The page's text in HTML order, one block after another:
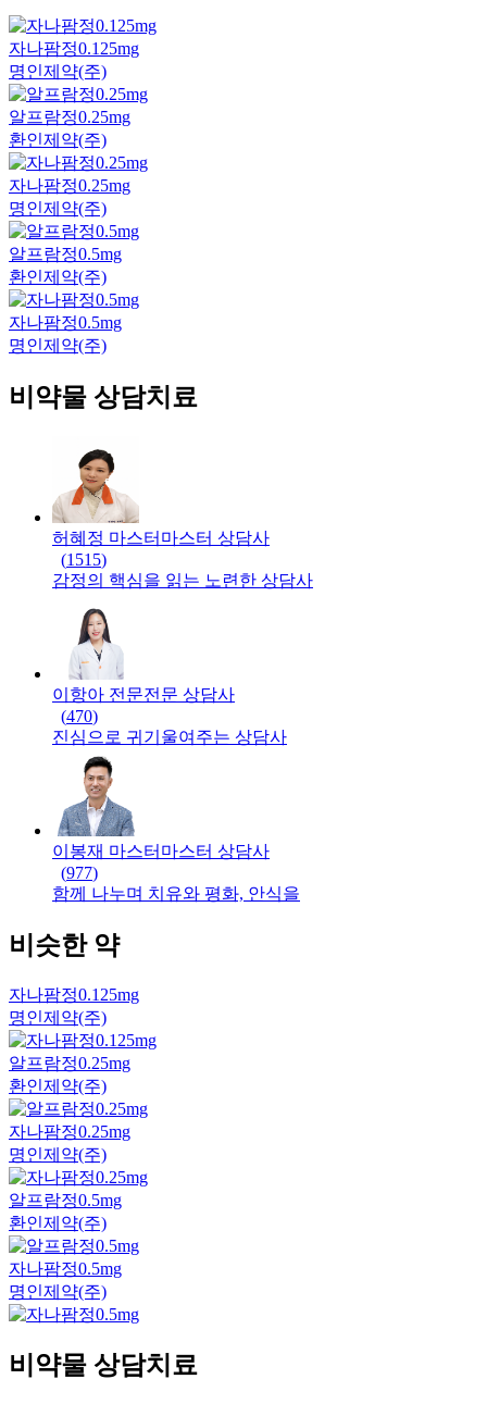
자나팜정0.125mg
명인제약(주)
알프람정0.25mg
환인제약(주)
자나팜정0.25mg
명인제약(주)
알프람정0.5mg
환인제약(주)
자나팜정0.5mg
명인제약(주)
비약물 상담치료
허혜정 마스터 마스터 상담사
(1515)
감정의 핵심을 읽는 노련한 상담사
이항아 전문전문 상담사
(470)
진심으로 귀기울여주는 상담사
이봉재 마스터 마스터 상담사
(977)
함께 나누며 치유와 평화, 안식을
비슷한 약
자나팜정0.125mg
명인제약(주)
알프람정0.25mg
환인제약(주)
자나팜정0.25mg
명인제약(주)
알프람정0.5mg
환인제약(주)
자나팜정0.5mg
명인제약(주)
비약물 상담치료